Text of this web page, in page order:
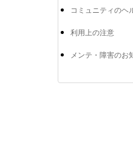
コミュニティのヘ
利用上の注意
メンテ・障害のお